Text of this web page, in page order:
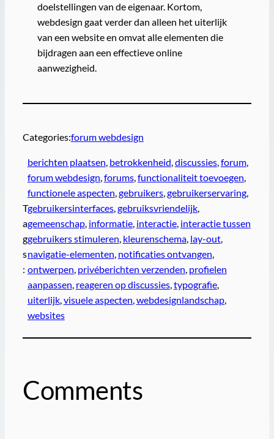
doelstellingen van de eigenaar. Kortom,
webdesign gaat verder dan alleen het uiterlijk
van een website en omvat alle elementen die
bijdragen aan een effectieve online
aanwezigheid.
Categories:forum webdesign
T
a
g
s
:
berichten plaatsen, betrokkenheid, discussies, forum,
forum webdesign, forums, functionaliteit toevoegen,
functionele aspecten, gebruikers, gebruikerservaring,
gebruikersinterfaces, gebruiksvriendelijk,
gemeenschap, informatie, interactie, interactie tussen
gebruikers stimuleren, kleurenschema, lay-out,
navigatie-elementen, notificaties ontvangen,
ontwerpen, privéberichten verzenden, profielen
aanpassen, reageren op discussies, typografie,
uiterlijk, visuele aspecten, webdesignlandschap,
websites
Comments